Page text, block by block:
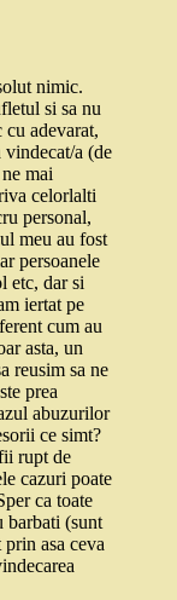
nimic.
si sa nu
adevarat,
vindecat/a (de
mai
celorlalti
personal,
meu au fost
persoanele
etc, dar si
iertat pe
cum au
asta, un
reusim sa ne
prea
abuzurilor
ce simt?
rupt de
cazuri poate
ca toate
barbati (sunt
asa ceva